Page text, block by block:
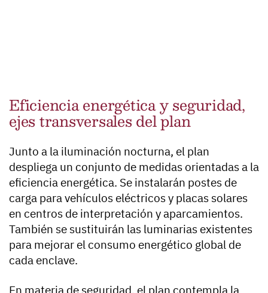
Eficiencia energética y seguridad,
ejes transversales del plan
Junto a la iluminación nocturna, el plan
despliega un conjunto de medidas orientadas a la
eficiencia energética. Se instalarán postes de
carga para vehículos eléctricos y placas solares
en centros de interpretación y aparcamientos.
También se sustituirán las luminarias existentes
para mejorar el consumo energético global de
cada enclave.
En materia de seguridad, el plan contempla la